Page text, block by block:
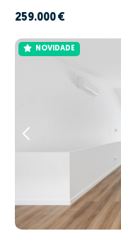
259.000 €
NOVIDADE